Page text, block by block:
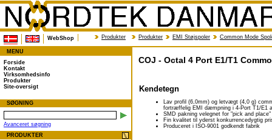
WebShop Produkter Produkter EMI Støjspoler Common Mode
MENU
Forside
Kontakt
Virksomhedsinfo
Produkter
Site-oversigt
SØGNING
Avanceret søgning
PRODUKTER
COJ - Octal 4 Port E1/T1
Kendetegn
Lav profil (6,0mm) og letvægt (4,0 g)
fortræffelig EMI dæmpning i 4-Port T1/E1
SMD pakning velegnet for "pick and
Fin kvalitet til yderst konkurrencedygtig
Produceret i ISO-9001 godkendt fabrik